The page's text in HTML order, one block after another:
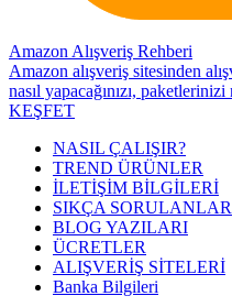
Amazon Alışveriş Rehberi
Amazon alışveriş sitesinden
nasıl yapacağınızı,
KEŞFET
NASIL ÇALIŞIR?
TREND ÜRÜNLER
İLETİŞİM BİLGİLERİ
SIKÇA SORULANLAR
BLOG YAZILARI
ÜCRETLER
ALIŞVERİŞ SİTELERİ
Banka Bilgileri